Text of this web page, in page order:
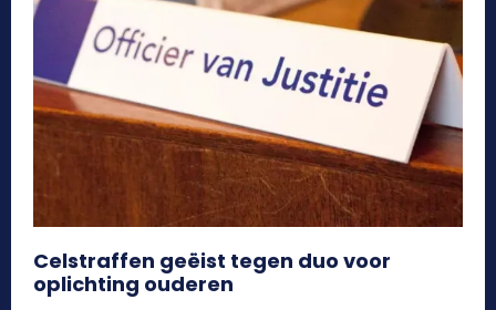
Celstraffen geëist tegen duo voor
oplichting ouderen